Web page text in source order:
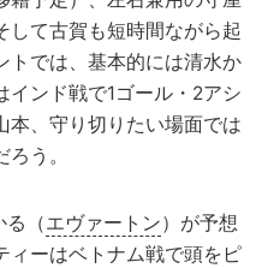
して古賀も短時間ながら起
トでは、基本的には清水か
ンド戦で1ゴール・2アシ
本、守り切りたい場面では
う。
（エヴァートン）が予想
ィーはベトナム戦で頭をピ